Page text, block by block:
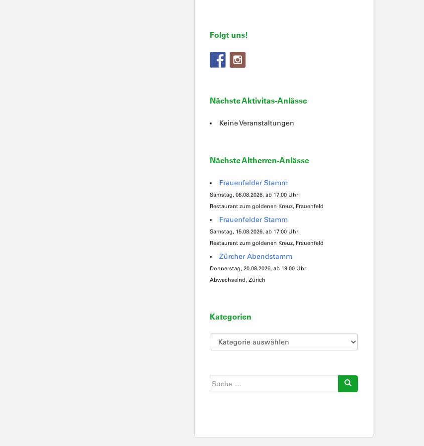
Folgt uns!
Nächste Aktivitas-Anlässe
Keine Veranstaltungen
Nächste Altherren-Anlässe
Frauenfelder Stamm
Samstag, 08.08.2026, ab 17:00 Uhr
Restaurant zum goldenen Kreuz, Frauenfeld
Frauenfelder Stamm
Samstag, 15.08.2026, ab 17:00 Uhr
Restaurant zum goldenen Kreuz, Frauenfeld
Zürcher Abendstamm
Donnerstag, 20.08.2026, ab 19:00 Uhr
Abwechselnd, Zürich
Kategorien
Kategorien
Suche